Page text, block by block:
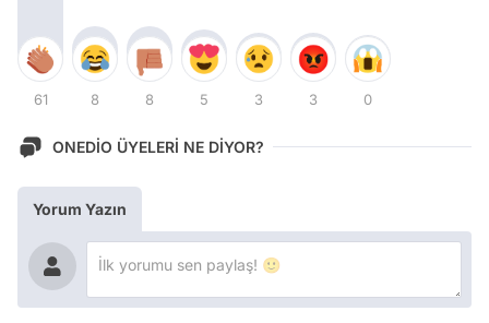
61 8 8 5 3 3 0
ONEDİO ÜYELERİ NE DİYOR?
Yorum Yazın